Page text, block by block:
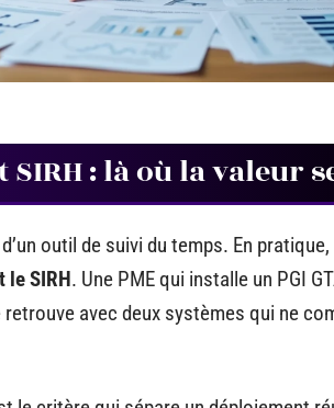
: là où la valeur
outil de suivi du temps. En pratique,
le SIRH. Une PME qui installe un PGI
avec deux systèmes qui ne